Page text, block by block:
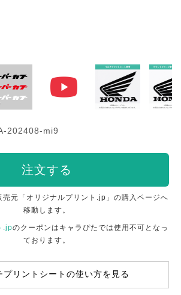
202408-mi9
注文する
元「オリジナルプリント.jp」の購入ページへ
移動します。
.jpのクーポンはキャラぴたでは使用不可となっ
ております。
プリントシートの使い方を見る